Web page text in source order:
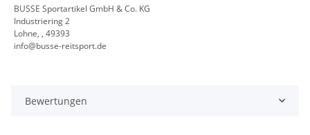
BUSSE Sportartikel GmbH & Co. KG
Industriering 2
Lohne, , 49393
info@busse-reitsport.de
Bewertungen